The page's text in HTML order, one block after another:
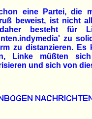
eine Partei, die
beweist, ist nicht
besteht für
zu
zu distanzieren.
Linke müßten
und sich von